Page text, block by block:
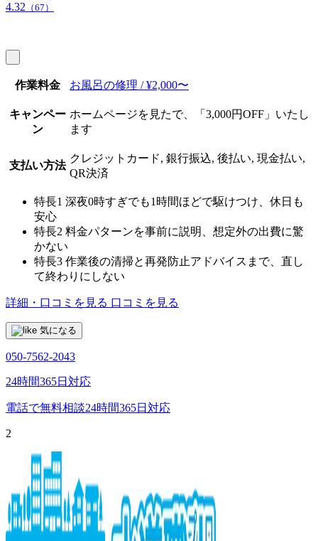
4.32 （67）
作業料金 お風呂の修理 / ¥2,000〜
キャンペー
ン
ホームページを見たで、「3,000円OFF」いたし
ます
支払い方法
クレジットカード, 銀行振込, 後払い, 現金払い,
QR決済
特長1 深夜0時すぎでも1時間ほどで駆けつけ、休日も
安心
特長2 料金パターンを事前に説明、想定外の出費に驚
かない
特長3 作業後の清掃と再発防止アドバイスまで、直し
て終わりにしない
詳細・口コミを見る 口コミを見る
気になる
050-7562-2043
24時間365日対応
電話で無料相談24時間365日対応
2